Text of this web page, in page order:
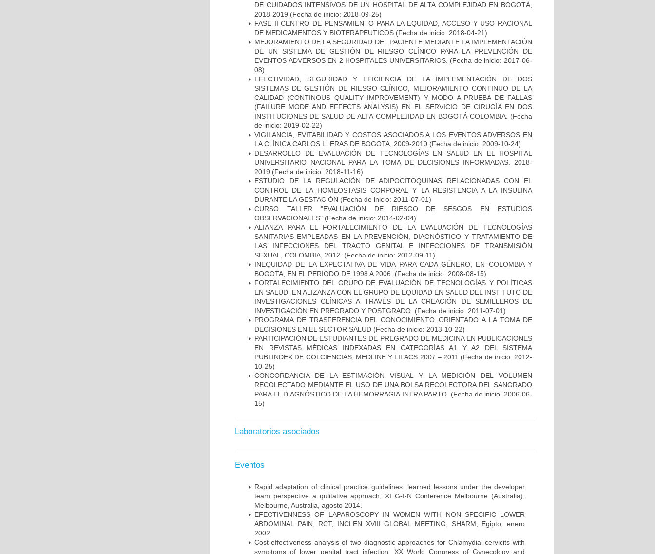
DE CUIDADOS INTENSIVOS DE UN HOSPITAL DE ALTA COMPLEJIDAD EN BOGOTÁ,
2018-2019 (Fecha de inicio: 2018-09-25)
FASE II CENTRO DE PENSAMIENTO PARA LA EQUIDAD, ACCESO Y USO RACIONAL
DE MEDICAMENTOS Y BIOTERAPÉUTICOS (Fecha de inicio: 2018-04-21)
MEJORAMIENTO DE LA SEGURIDAD DEL PACIENTE MEDIANTE LA IMPLEMENTACIÓN
DE UN SISTEMA DE GESTIÓN DE RIESGO CLÍNICO PARA LA PREVENCIÓN DE
EVENTOS ADVERSOS EN 2 HOSPITALES UNIVERSITARIOS. (Fecha de inicio: 2017-06-
08)
EFECTIVIDAD, SEGURIDAD Y EFICIENCIA DE LA IMPLEMENTACIÓN DE DOS
SISTEMAS DE GESTIÓN DE RIESGO CLÍNICO, MEJORAMIENTO CONTINUO DE LA
CALIDAD (CONTINOUS QUALITY IMPROVEMENT) Y MODO A PRUEBA DE FALLAS
(FAILURE MODE AND EFFECTS ANALYSIS) EN EL SERVICIO DE CIRUGÍA EN DOS
INSTITUCIONES DE SALUD DE ALTA COMPLEJIDAD EN BOGOTÁ COLOMBIA.
(Fecha
de inicio: 2019-02-22)
VIGILANCIA, EVITABILIDAD Y COSTOS ASOCIADOS A LOS EVENTOS ADVERSOS EN
LA CLÍNICA CARLOS LLERAS DE BOGOTA, 2009-2010 (Fecha de inicio: 2009-10-24)
DESARROLLO DE EVALUACIÓN DE TECNOLOGÍAS EN SALUD EN EL HOSPITAL
UNIVERSITARIO NACIONAL PARA LA TOMA DE DECISIONES INFORMADAS. 2018-
2019 (Fecha de inicio: 2018-11-16)
ESTUDIO DE LA REGULACIÓN DE ADIPOCITOQUINAS RELACIONADAS CON EL
CONTROL DE LA HOMEOSTASIS CORPORAL Y LA RESISTENCIA A LA INSULINA
DURANTE LA GESTACIÓN (Fecha de inicio: 2011-07-01)
CURSO TALLER "EVALUACIÓN DE RIESGO DE SESGOS EN ESTUDIOS
OBSERVACIONALES" (Fecha de inicio: 2014-02-04)
ALIANZA PARA EL FORTALECIMIENTO DE LA EVALUACIÓN DE TECNOLOGÍAS
SANITARIAS EMPLEADAS EN LA PREVENCIÓN, DIAGNÓSTICO Y TRATAMIENTO DE
LAS INFECCIONES DEL TRACTO GENITAL E INFECCIONES DE TRANSMISIÓN
SEXUAL, COLOMBIA, 2012.
(Fecha de inicio: 2012-09-11)
INEQUIDAD DE LA EXPECTATIVA DE VIDA PARA CADA GÉNERO, EN COLOMBIA Y
BOGOTA, EN EL PERIODO DE 1998 A 2006. (Fecha de inicio: 2008-08-15)
FORTALECIMIENTO DEL GRUPO DE EVALUACIÓN DE TECNOLOGÍAS Y POLÍTICAS
EN SALUD, EN ALIZANZA CON EL GRUPO DE EQUIDAD EN SALUD DEL INSTITUTO DE
INVESTIGACIONES CLÍNICAS A TRAVÉS DE LA CREACIÓN DE SEMILLEROS DE
INVESTIGACIÓN EN PREGRADO Y POSTGRADO. (Fecha de inicio: 2011-07-01)
PROGRAMA DE TRASFERENCIA DEL CONOCIMIENTO ORIENTADO A LA TOMA DE
DECISIONES EN EL SECTOR SALUD (Fecha de inicio: 2013-10-22)
PARTICIPACIÓN DE ESTUDIANTES DE PREGRADO DE MEDICINA EN PUBLICACIONES
EN REVISTAS MÉDICAS INDEXADAS EN CATEGORÍAS A1 Y A2 DEL SISTEMA
PUBLINDEX DE COLCIENCIAS, MEDLINE Y LILACS 2007 – 2011 (Fecha de inicio: 2012-
10-25)
CONCORDANCIA DE LA ESTIMACIÓN VISUAL Y LA MEDICIÓN DEL VOLUMEN
RECOLECTADO MEDIANTE EL USO DE UNA BOLSA RECOLECTORA DEL SANGRADO
PARA EL DIAGNÓSTICO DE LA HEMORRAGIA INTRA PARTO. (Fecha de inicio: 2006-06-
15)
Laboratorios asociados
Eventos
Rapid adaptation of clinical practice guidelines: learned lessons under the developer
team perspective a qulitative approach; XI G-I-N Conference Melbourne (Australia),
Melbourne, Australia, agosto 2014.
EFECTIVENNESS OF LAPAROSCOPY IN WOMEN WITH NON SPECIFIC LOWER
ABDOMINAL PAIN, RCT; INCLEN XVIII GLOBAL MEETING, SHARM, Egipto, enero
2002.
Cost-effectiveness analysis of two diagnostic approaches for Chlamydial cervicits with
symptoms of lower genital tract infection; XX World Congress of Gynecology and